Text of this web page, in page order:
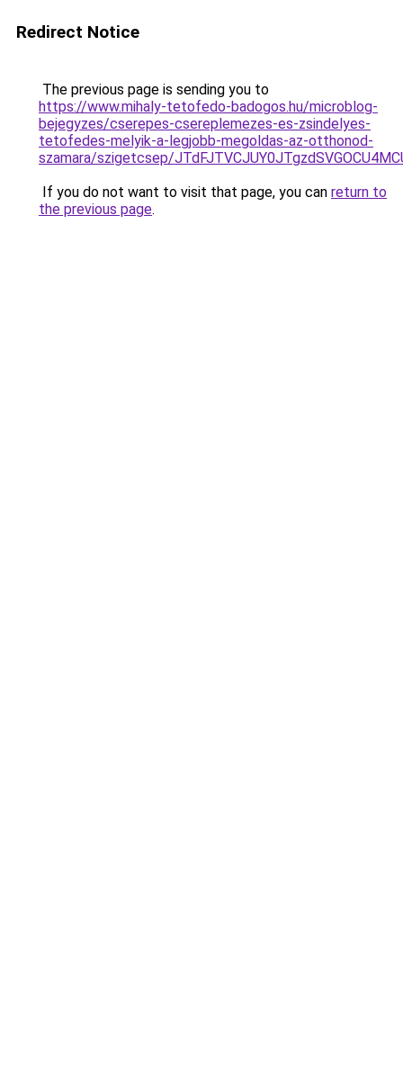
Redirect Notice
The previous page is sending you to
https://www.mihaly-tetofedo-badogos.hu/microblog-
bejegyzes/cserepes-csereplemezes-es-zsindelyes-
tetofedes-melyik-a-legjobb-megoldas-az-otthonod-
szamara/szigetcsep/
If you do not want to visit that page, you can return to
the previous page.